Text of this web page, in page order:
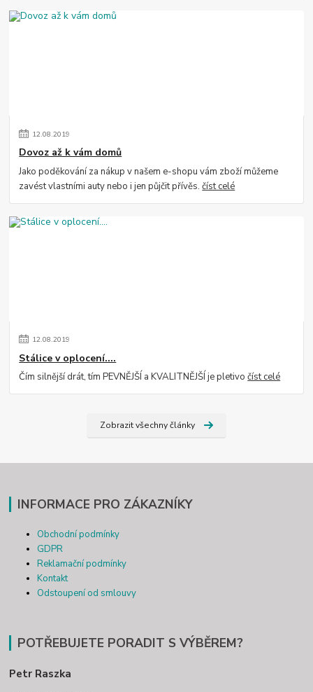
12.08.2019
Dovoz až k vám domů
Jako poděkování za nákup v našem e-shopu vám zboží můžeme
zavést vlastními auty nebo i jen půjčit přívěs.číst celé
12.08.2019
Stálice v oplocení....
Čím silnější drát, tím PEVNĚJŠÍ a KVALITNĚJŠÍ je pletivočíst celé
Zobrazit všechny články
INFORMACE PRO ZÁKAZNÍKY
Obchodní podmínky
GDPR
Reklamační podmínky
Kontakt
Odstoupení od smlouvy
POTŘEBUJETE PORADIT S VÝBĚREM?
Petr Raszka